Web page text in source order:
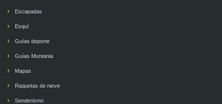
Escapadas
Esquí
Guías deporte
Guías Muntania
Mapas
Raquetas de nieve
Senderismo